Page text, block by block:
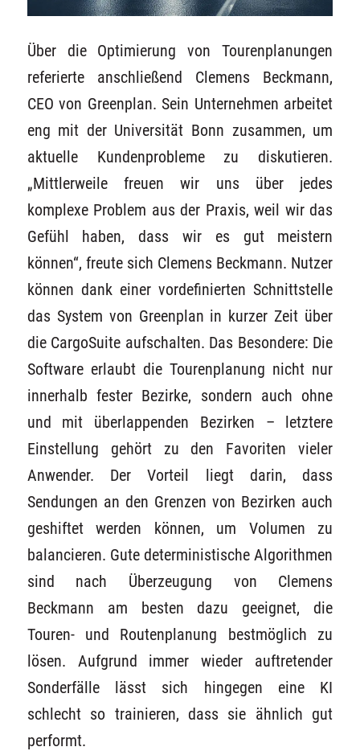
Über die Optimierung von Tourenplanungen
referierte anschließend Clemens Beckmann,
CEO von Greenplan. Sein Unternehmen arbeitet
eng mit der Universität Bonn zusammen, um
aktuelle Kundenprobleme zu diskutieren.
„Mittlerweile freuen wir uns über jedes
komplexe Problem aus der Praxis, weil wir das
Gefühl haben, dass wir es gut meistern
können“, freute sich Clemens Beckmann. Nutzer
können dank einer vordefinierten Schnittstelle
das System von Greenplan in kurzer Zeit über
die CargoSuite aufschalten. Das Besondere: Die
Software erlaubt die Tourenplanung nicht nur
innerhalb fester Bezirke, sondern auch ohne
und mit überlappenden Bezirken – letztere
Einstellung gehört zu den Favoriten vieler
Anwender. Der Vorteil liegt darin, dass
Sendungen an den Grenzen von Bezirken auch
geshiftet werden können, um Volumen zu
balancieren. Gute deterministische Algorithmen
sind nach Überzeugung von Clemens
Beckmann am besten dazu geeignet, die
Touren- und Routenplanung bestmöglich zu
lösen. Aufgrund immer wieder auftretender
Sonderfälle lässt sich hingegen eine KI
schlecht so trainieren, dass sie ähnlich gut
performt.